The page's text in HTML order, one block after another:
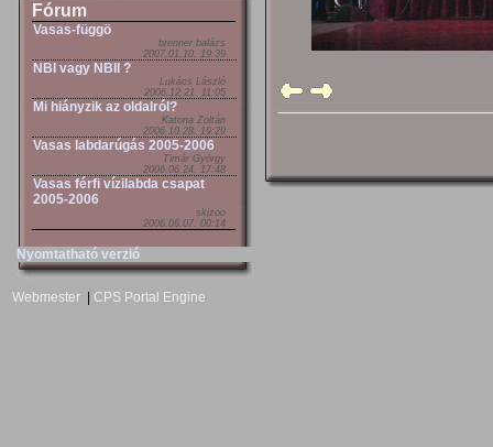
Fórum
Vasas-függö
brenner balázs
2007.01.10. 19:39
NBI vagy NBII ?
Lukács László
2006.12.21. 11:05
Mi hiányzik az oldalról?
Katona Zoltán
2006.10.28. 19:29
Vasas labdarúgás 2005-2006
Timár György
2006.06.24. 17:48
Vasas férfi vízilabda csapat
2005-2006
skizoo
2006.06.07. 00:14
Nyomtatható verzió
Webmester CPS Portal Engine